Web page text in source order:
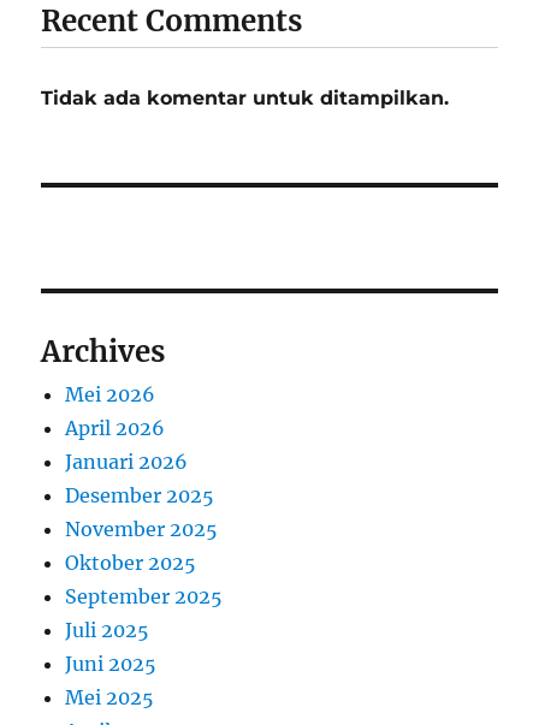
Recent Comments
Tidak ada komentar untuk ditampilkan.
Archives
Mei 2026
April 2026
Januari 2026
Desember 2025
November 2025
Oktober 2025
September 2025
Juli 2025
Juni 2025
Mei 2025